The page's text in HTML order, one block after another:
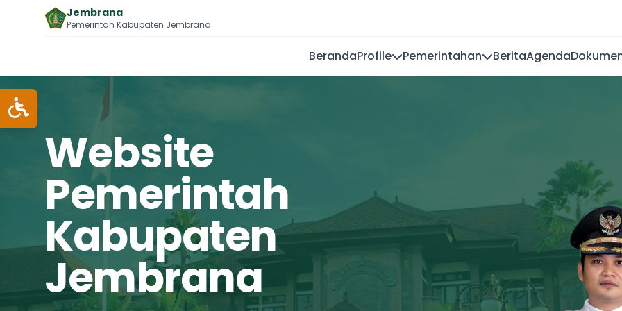
Jembrana
Pemerintah Kabupaten Jembrana
BerandaProfile Pemerintahan BeritaAgenda
Website
Pemerintah
Kabupaten
Jembrana